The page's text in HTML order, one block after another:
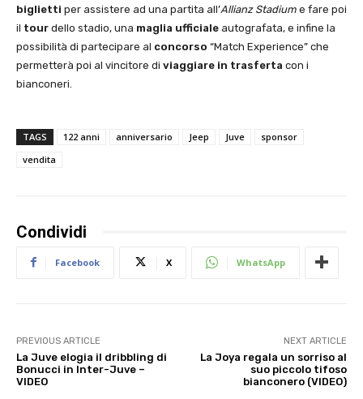
biglietti per assistere ad una partita all’Allianz Stadium e fare poi
il tour dello stadio, una maglia ufficiale autografata, e infine la
possibilità di partecipare al concorso “Match Experience” che
permetterà poi al vincitore di viaggiare in trasferta con i
bianconeri.
TAGS 122 anni anniversario Jeep Juve
sponsor
vendita
Condividi
Facebook X WhatsApp
PREVIOUS ARTICLE
La Juve elogia il dribbling di
Bonucci in Inter-Juve –
VIDEO
NEXT ARTICLE
La Joya regala un sorriso al
suo piccolo tifoso
bianconero (VIDEO)